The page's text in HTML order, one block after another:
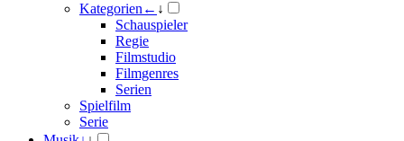
Kategorien ← ↓
Schauspieler
Regie
Filmstudio
Filmgenres
Serien
Spielfilm
Serie